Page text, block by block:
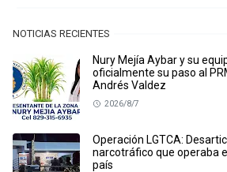
NOTICIAS RECIENTES
Nury Mejía Aybar y su
oficialmente su paso al
Andrés Valdez
2026/8/7
Operación LGTCA:
narcotráfico que operaba
país